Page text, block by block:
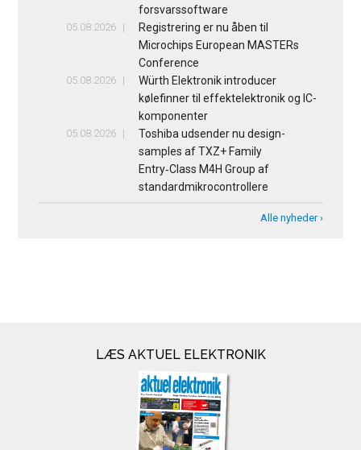
forsvarssoftware
05.08.2026
Registrering er nu åben til
Microchips European MASTERs
Conference
05.08.2026
Würth Elektronik introducer
kølefinner til effektelektronik og IC-
komponenter
05.08.2026
Toshiba udsender nu design-
samples af TXZ+ Family
Entry‑Class M4H Group af
standardmikrocontrollere
Alle nyheder ›
LÆS AKTUEL ELEKTRONIK